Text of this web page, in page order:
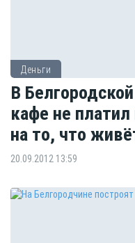
Деньги
В
кафе не
на то, что
20.09.2012 13:59